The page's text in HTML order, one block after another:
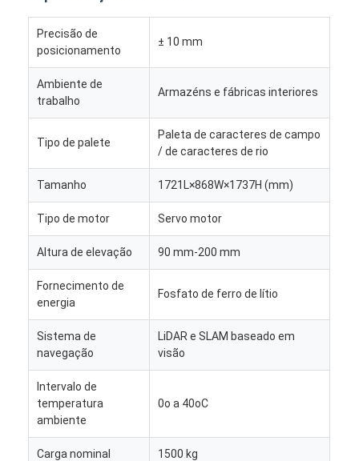
Robô comercial
Precisão de
posicionamento
± 10 mm
Ambiente de
trabalho
Armazéns e fábricas interiores
Tipo de palete
Paleta de caracteres de campo
/ de caracteres de rio
Tamanho 1721L×868W×1737H (mm)
Tipo de motor Servo motor
Altura de elevação 90 mm-200 mm
Fornecimento de
energia
Fosfato de ferro de lítio
Sistema de
navegação
LiDAR e SLAM baseado em
visão
Intervalo de
temperatura
ambiente
0o a 40oC
Carga nominal 1500 kg